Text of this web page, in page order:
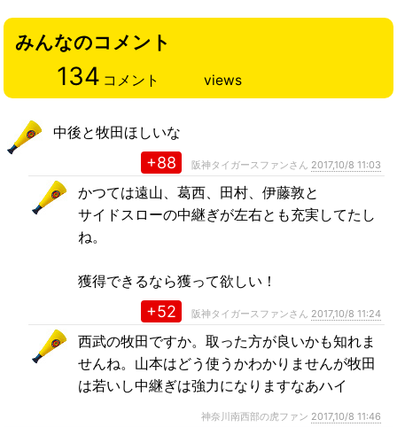
みんなのコメント
134 コメント views
中後と牧田ほしいな
+88 阪神タイガースファンさん 2017,10/8 11:03
かつては遠山、葛西、田村、伊藤敦と
サイドスローの中継ぎが左右とも充実してたし
ね。
獲得できるなら獲って欲しい！
+52 阪神タイガースファンさん 2017,10/8 11:24
西武の牧田ですか。取った方が良いかも知れま
せんね。山本はどう使うかわかりませんが牧田
は若いし中継ぎは強力になりますなあハイ
神奈川南西部の虎ファン 2017,10/8 11:46